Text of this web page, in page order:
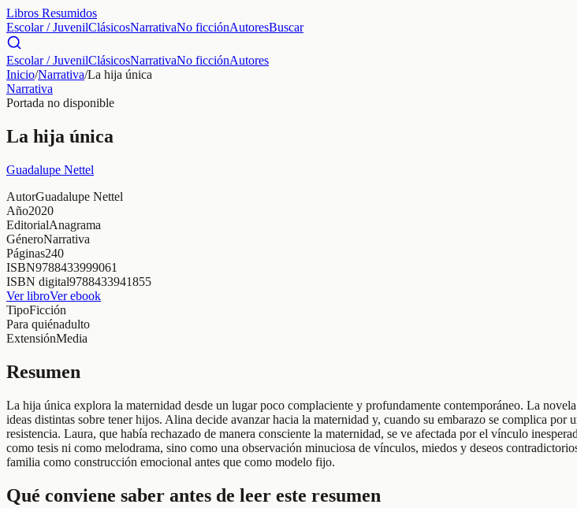
Libros Resumidos
Escolar / JuvenilClásicosNarrativaNo ficciónAutoresBuscar
Escolar / JuvenilClásicosNarrativaNo ficciónAutores
Inicio/Narrativa/La hija única
Narrativa
Portada no disponible
La hija única
Guadalupe Nettel
AutorGuadalupe Nettel
Año2020
EditorialAnagrama
GéneroNarrativa
Páginas240
ISBN9788433999061
ISBN digital9788433941855
Ver libroVer ebook
TipoFicción
Para quiénadulto
ExtensiónMedia
Resumen
La hija única explora la maternidad desde un lugar poco complaciente y profundamente contemporáneo. La
ideas distintas sobre tener hijos. Alina decide avanzar hacia la maternidad y, cuando su embarazo se complica
resistencia. Laura, que había rechazado de manera consciente la maternidad, se ve afectada por el vínculo
como tesis ni como melodrama, sino como una observación minuciosa de vínculos, miedos y deseos
familia como construcción emocional antes que como modelo fijo.
Qué conviene saber antes de leer este resumen